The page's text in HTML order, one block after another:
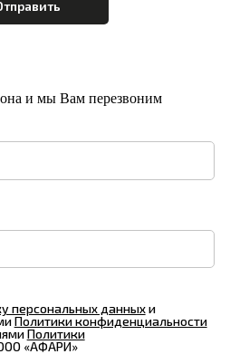
и мы Вам перезвоним
персональных данныхи
Политики конфиденциальности
Политики
«АФАРИ»